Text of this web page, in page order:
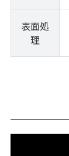
表面処
理